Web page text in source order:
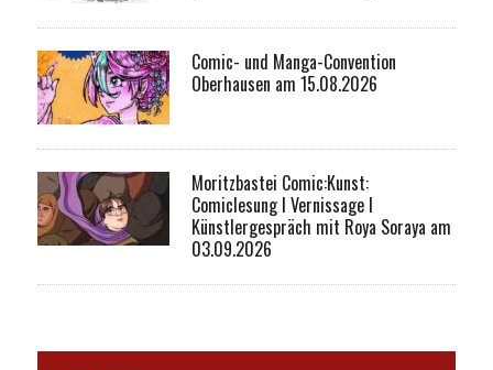
Comic- und Manga-Convention
Oberhausen am 15.08.2026
Moritzbastei Comic:Kunst:
Comiclesung I Vernissage I
Künstlergespräch mit Roya Soraya am
03.09.2026